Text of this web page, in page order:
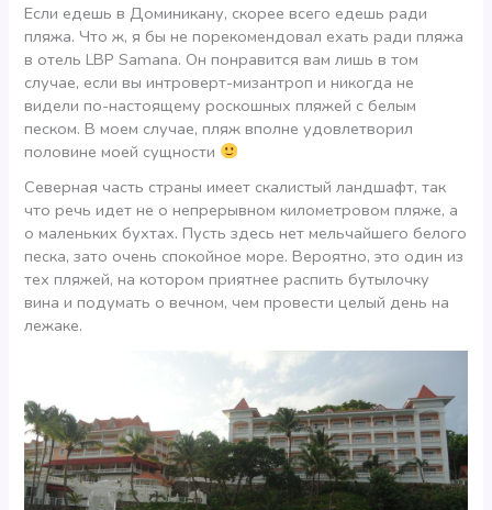
Если едешь в Доминикану, скорее всего едешь ради
пляжа. Что ж, я бы не порекомендовал ехать ради пляжа
в отель LBP Samana. Он понравится вам лишь в том
случае, если вы интроверт-мизантроп и никогда не
видели по-настоящему роскошных пляжей с белым
песком. В моем случае, пляж вполне удовлетворил
половине моей сущности
Северная часть страны имеет скалистый ландшафт, так
что речь идет не о непрерывном километровом пляже, а
о маленьких бухтах. Пусть здесь нет мельчайшего белого
песка, зато очень спокойное море. Вероятно, это один из
тех пляжей, на котором приятнее распить бутылочку
вина и подумать о вечном, чем провести целый день на
лежаке.